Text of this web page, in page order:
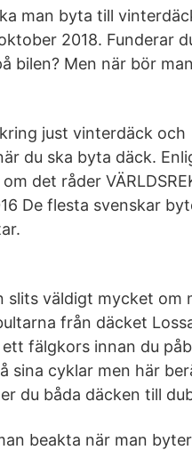
man byta till
2018. Funderar
bilen? Men när bör
just vinterdäck
du ska byta däck.
det råder
De flesta svenskar
slits väldigt mycket om
från däcket
fälgkors innan du
sina cyklar men här
du båda däcken till
beakta när man